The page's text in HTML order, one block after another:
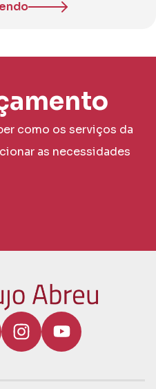
como os serviços da
as necessidades